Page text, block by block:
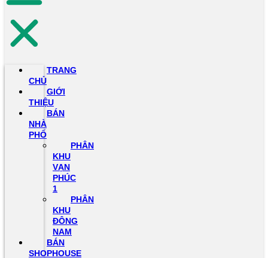
TRANG
CHỦ
GIỚI
THIỆU
BÁN
NHÀ
PHỐ
PHÂN
KHU
VẠN
PHÚC
1
PHÂN
KHU
ĐÔNG
NAM
BÁN
SHOPHOUSE